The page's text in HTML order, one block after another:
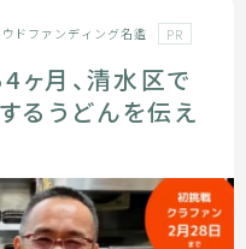
ウドファンディング名鑑 PR
月、清水区で
るうどんを伝え